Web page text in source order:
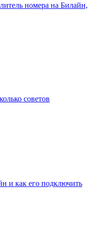
номера на Билайн,
советов
и как его подключить